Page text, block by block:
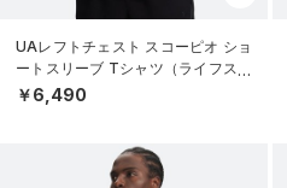
UAレフトチェスト スコーピオ ショ
ートスリーブ Tシャツ（ライフスタ
イル/MEN）
￥6,490